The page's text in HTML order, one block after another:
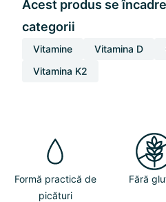
Acest produs se
categorii
Vitamine Vitamina D
Vitamina K2
Formă practică de
picături
Fără